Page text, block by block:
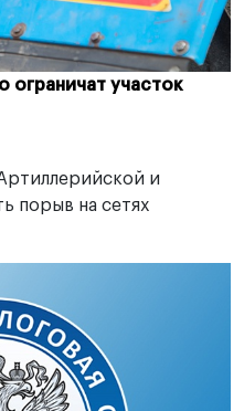
ограничат участок
и
порыв на сетях